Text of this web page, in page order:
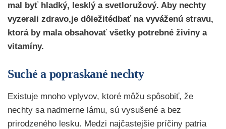
mal byť hladký, lesklý a svetloružový. Aby nechty
vyzerali zdravo,je dôležitédbať na vyváženú stravu,
ktorá by mala obsahovať všetky potrebné živiny a
vitamíny.
Suché a popraskané nechty
Existuje mnoho vplyvov, ktoré môžu spôsobiť, že
nechty sa nadmerne lámu, sú vysušené a bez
prirodzeného lesku. Medzi najčastejšie príčiny patria